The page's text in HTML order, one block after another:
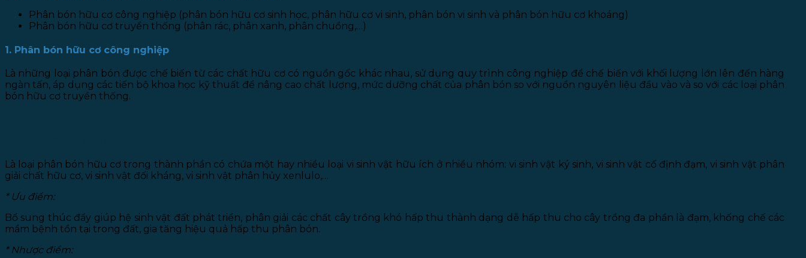
Phân bón hữu cơ công nghiệp (phân bón hữu cơ sinh học, phân hữu cơ vi sinh, phân bón vi sinh và phân bón hữu cơ khoáng)
Phân bón hữu cơ truyển thống (phân rác, phân xanh, phân chuồng,…)
1. Phân bón hữu cơ công nghiệp
Là những loại phân bón được chế biến từ các chất hữu cơ có nguồn gốc khác nhau, sử dụng quy trình công nghiệp để chế biến với khối lượng lớn lên đến hàng
ngàn tấn, áp dụng các tiến bộ khoa học kỹ thuất để nâng cao chất lượng, mức dưỡng chất của phân bón so với nguồn nguyên liệu đầu vào và so với các loại phân
bón hữu cơ truyền thống.
Là loại phân bón hữu cơ trong thành phần có chứa một hay nhiều loại vi sinh vật hữu ích ở nhiều nhóm: vi sinh vật ký sinh, vi sinh vật cố định đạm, vi sinh vật phân
giải chất hữu cơ, vi sinh vật đối kháng, vi sinh vật phân hủy xenlulo,…
* Ưu điểm:
Bổ sung thúc đẩy giúp hệ sinh vật đất phát triển, phân giải các chất cây trồng khó hấp thu thành dạng dễ hấp thu cho cây trồng đa phần là đạm, khống chế các
mầm bệnh tồn tại trong đất, gia tăng hiệu quả hấp thu phân bón.
* Nhược điểm: